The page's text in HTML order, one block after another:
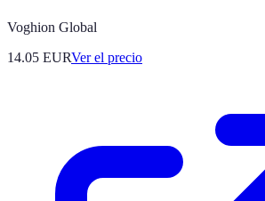
Voghion Global
14.05 EURVer el precio